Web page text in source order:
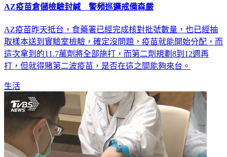
AZ疫苗倉儲檢驗封緘 警頻巡邏戒備森嚴
AZ疫苗昨天抵台，食藥署已經完成核對批號數量，也已經抽
取樣本送到實驗室檢驗，確定沒問題，疫苗就能開始分配，而
這次拿到的11.7萬劑將全部施打，而第二劑規劃8到12週再
打，但就得賭第二波疫苗，是否在這之間能夠來台。
生活